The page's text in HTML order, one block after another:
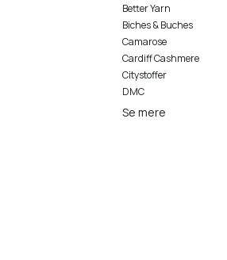
Better Yarn
Biches & Buches
Camarose
Cardiff Cashmere
Citystoffer
DMC
Se mere